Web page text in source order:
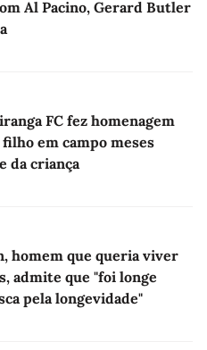
Al Pacino, Gerard Butler
FC fez homenagem
em campo meses
da criança
homem que queria viver
admite que "foi longe
pela longevidade"